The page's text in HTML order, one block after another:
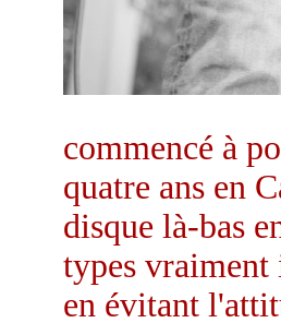
commencé à
quatre ans en
disque là-bas
types vraiment
en évitant